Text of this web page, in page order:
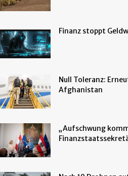
Finanz stoppt
Null Toleranz:
Afghanistan
„Aufschwung